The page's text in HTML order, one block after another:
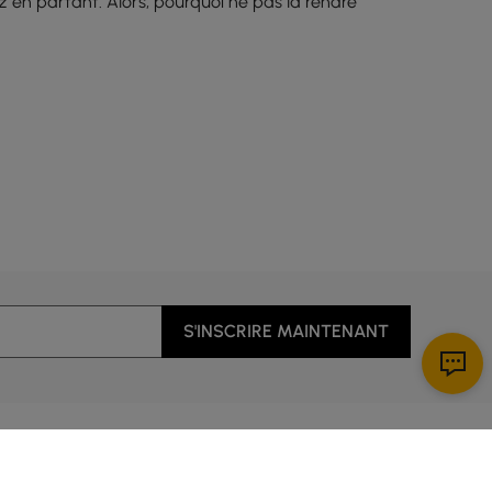
offrent une surface pour les objets décoratifs, les
S'INSCRIRE MAINTENANT